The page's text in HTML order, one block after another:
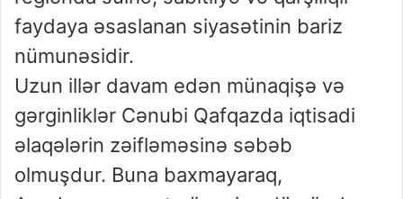
faydaya əsaslanan siyasətinin bariz
nümunəsidir.
Uzun illər davam edən münaqişə və
gərginliklər Cənubi Qafqazda iqtisadi
əlaqələrin zəifləməsinə səbəb
olmuşdur. Buna baxmayaraq,